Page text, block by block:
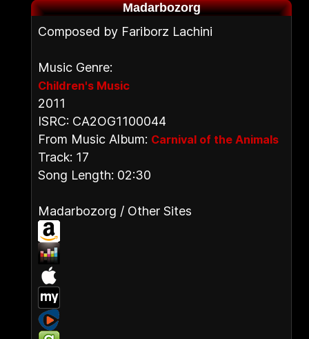
Madarbozorg
Composed by Fariborz Lachini
Music Genre:
Children's Music
2011
ISRC: CA2OG1100044
From Music Album: Carnival of the Animals
Track: 17
Song Length: 02:30
Madarbozorg / Other Sites